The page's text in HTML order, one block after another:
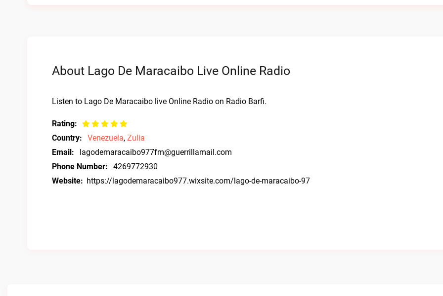
About Lago De Maracaibo Live Online Radio
Listen to Lago De Maracaibo live Online Radio on Radio Barfi.
Rating:
Country:
Venezuela, Zulia
Email:
lagodemaracaibo977fm@guerrillamail.com
Phone Number:
4269772930
Website: https://lagodemaracaibo977.wixsite.com/lago-de-maracaibo-97